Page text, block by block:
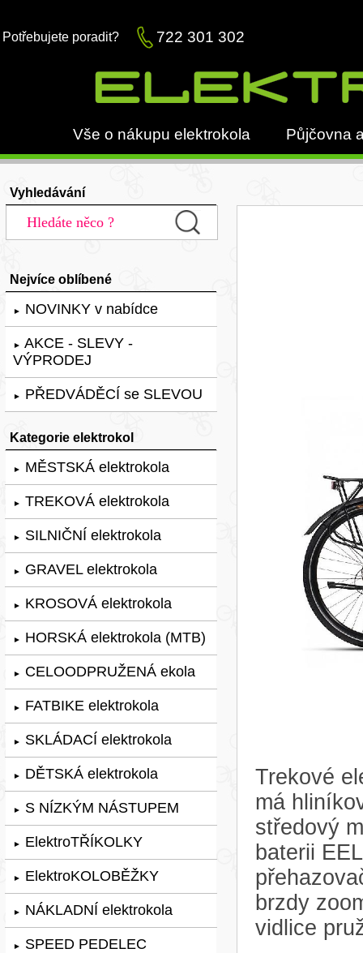
Potřebujete poradit? 722 301 302
Vše o nákupu elektrokola Půjčovna
Vyhledávání
Nejvíce oblíbené
► NOVINKY v nabídce
► AKCE - SLEVY -
VÝPRODEJ
► PŘEDVÁDĚCÍ se SLEVOU
Kategorie elektrokol
► MĚSTSKÁ elektrokola
► TREKOVÁ elektrokola
► SILNIČNÍ elektrokola
► GRAVEL elektrokola
► KROSOVÁ elektrokola
► HORSKÁ elektrokola (MTB)
► CELOODPRUŽENÁ ekola
► FATBIKE elektrokola
► SKLÁDACÍ elektrokola
► DĚTSKÁ elektrokola
► S NÍZKÝM NÁSTUPEM
► ElektroTŘÍKOLKY
► ElektroKOLOBĚŽKY
► NÁKLADNÍ elektrokola
► SPEED PEDELEC
Trekové
má
středový
baterii
brzdy
vidlice